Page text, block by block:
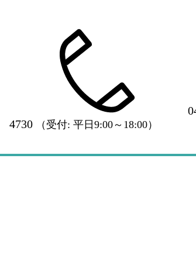
4730
（受付: 平日9:00～18:00）